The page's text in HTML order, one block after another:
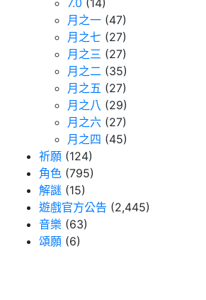
7.0 (14)
月之一 (47)
月之七 (27)
月之三 (27)
月之二 (35)
月之五 (27)
月之八 (29)
月之六 (27)
月之四 (45)
祈願 (124)
角色 (795)
解謎 (15)
遊戲官方公告 (2,445)
音樂 (63)
頌願 (6)